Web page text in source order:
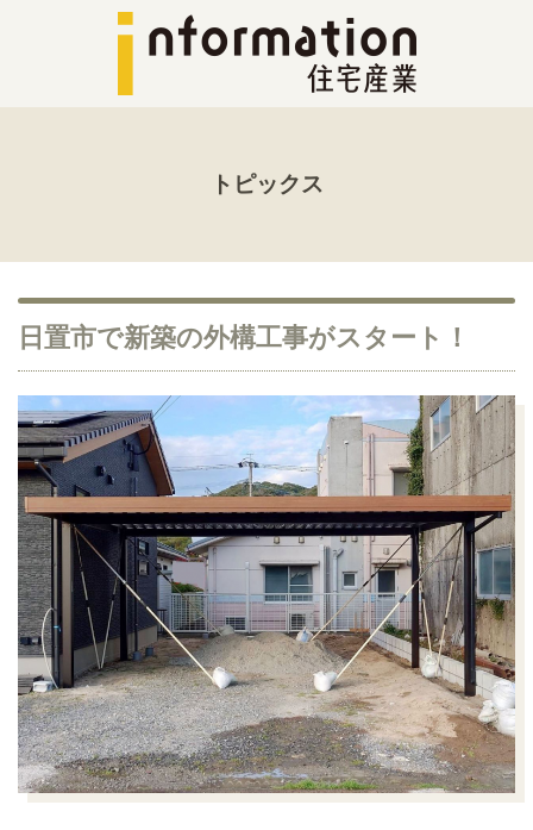
トピックス
日置市で新築の外構工事がスタート！